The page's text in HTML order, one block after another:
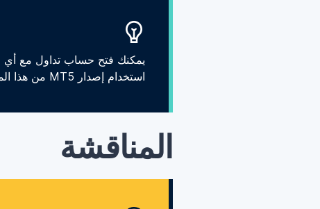
يمكنك فتح حساب تداول مع
استخدام إصدار MT5 من هذا المؤشر، يمكنك فتح حساب مع
المناقشة